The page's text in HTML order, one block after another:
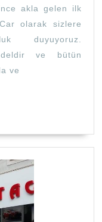
akla gelen ilk
olarak sizlere
duyuyoruz.
ve bütün
ve